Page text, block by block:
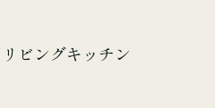
ビングキッチン